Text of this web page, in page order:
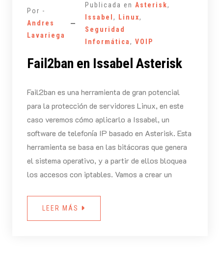
Por -
Andres
Lavariega
Publicada en Asterisk,
Issabel , Linux,
Seguridad
Informática, VOIP
Fail2ban en Issabel Asterisk
Fail2ban es una herramienta de gran potencial
para la protección de servidores Linux, en este
caso veremos cómo aplicarlo a Issabel, un
software de telefonía IP basado en Asterisk. Esta
herramienta se basa en las bitácoras que genera
el sistema operativo, y a partir de ellos bloquea
los accesos con iptables. Vamos a crear un
LEER MÁS